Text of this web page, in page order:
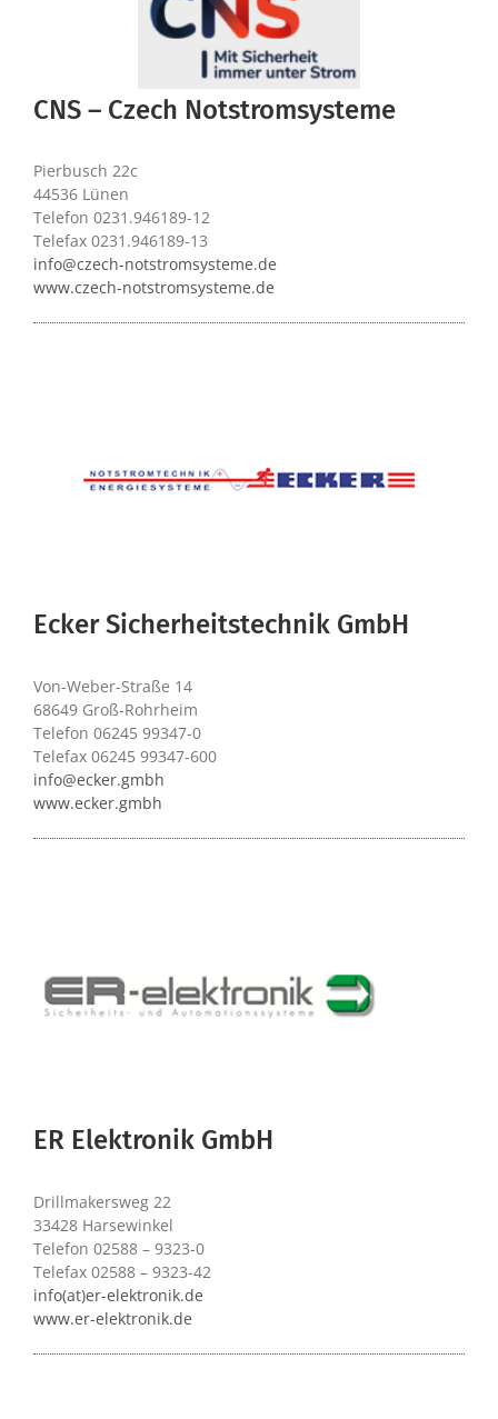
CNS – Czech Notstromsysteme
Pierbusch 22c
44536 Lünen
Telefon 0231.946189-12
Telefax 0231.946189-13
info@czech-notstromsysteme.de
www.czech-notstromsysteme.de
Ecker Sicherheitstechnik GmbH
Von-Weber-Straße 14
68649 Groß-Rohrheim
Telefon 06245 99347-0
Telefax 06245 99347-600
info@ecker.gmbh
www.ecker.gmbh
ER Elektronik GmbH
Drillmakersweg 22
33428 Harsewinkel
Telefon 02588 – 9323-0
Telefax 02588 – 9323-42
info(at)er-elektronik.de
www.er-elektronik.de